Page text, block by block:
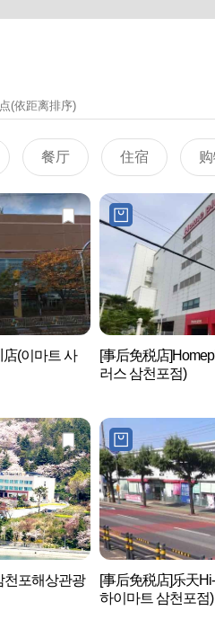
(依距离排序)
餐厅 住宿
(이마트 사
[事后免税店
러스 삼천포점)
천포해상관광
[事后免税店]乐天
하이마트 삼천포점)